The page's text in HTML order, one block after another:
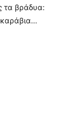
τα βράδυα: